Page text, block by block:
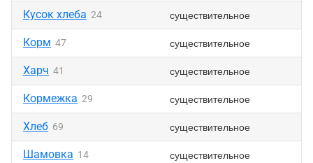
Кусок хлеба 24 существительное
Корм 47 существительное
Харч 41 существительное
Кормежка 29 существительное
Хлеб 69 существительное
Шамовка 14 существительное